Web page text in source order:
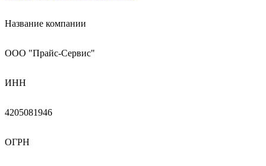
Название компании
ООО "Прайс-Сервис"
ИНН
4205081946
ОГРН